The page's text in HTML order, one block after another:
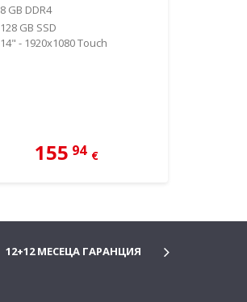
8 GB DDR4
128 GB SSD
14" - 1920x1080 Touch
15594 €
12+12 МЕСЕЦА ГАРАНЦИЯ